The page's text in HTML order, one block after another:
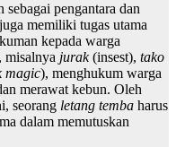
sebagai pengantara dan
memiliki tugas utama
kepada warga
misalnya jurak(insest), tako
magic), menghukum warga
merawat kebun. Oleh
seorang letang temba harus
dalam memutuskan